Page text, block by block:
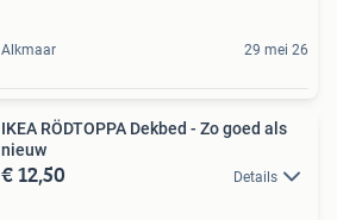
Alkmaar 29 mei 26
IKEA RÖDTOPPA Dekbed - Zo goed als
nieuw
€ 12,50 Details